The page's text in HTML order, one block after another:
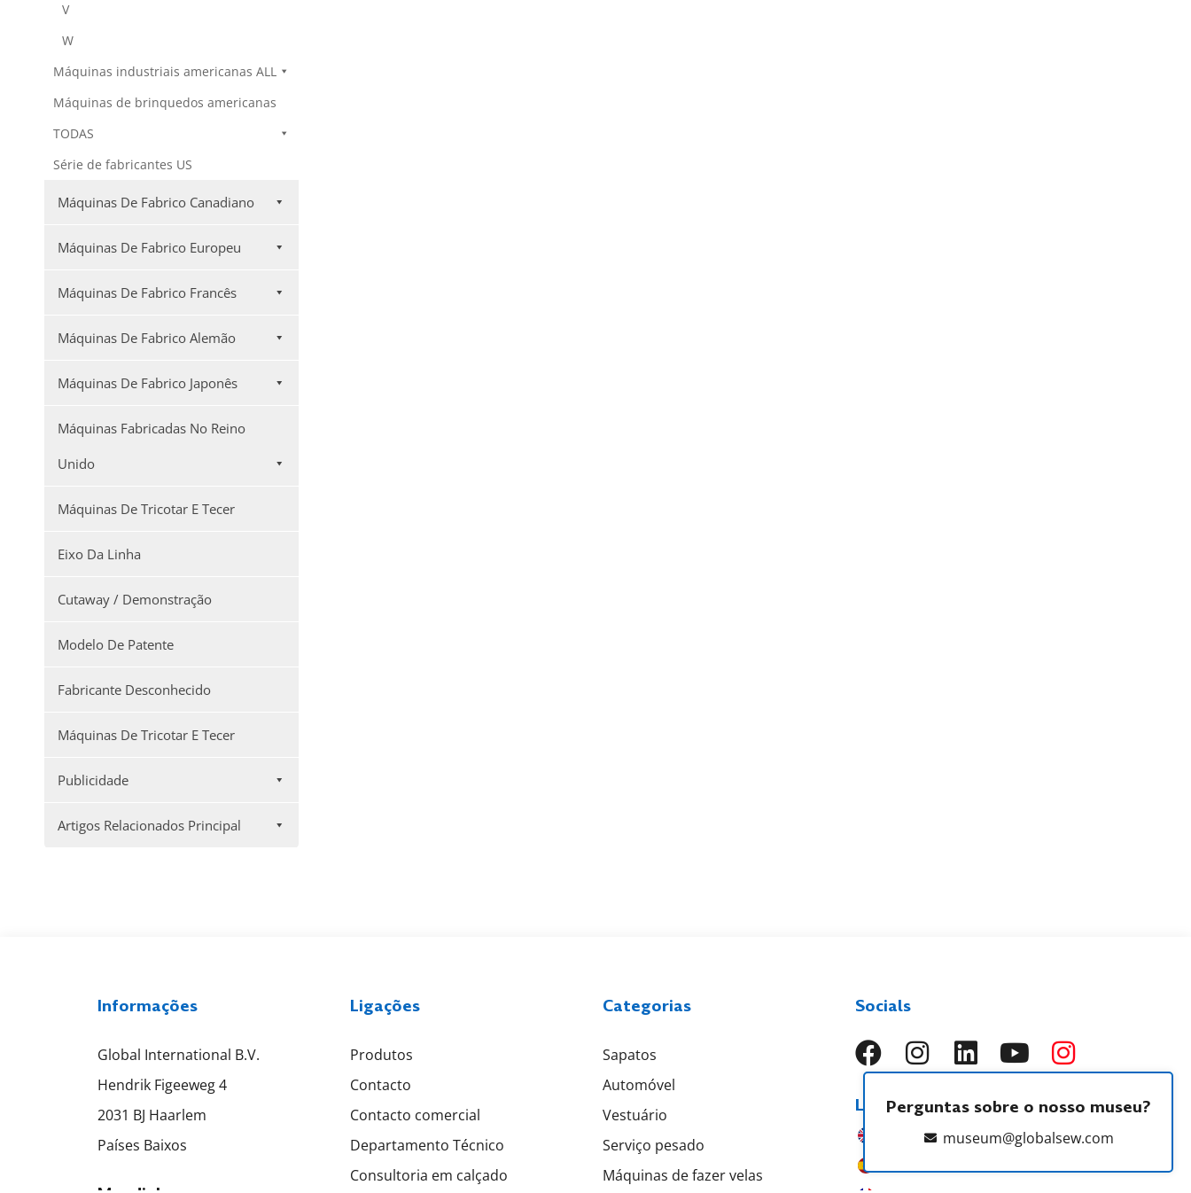
V
W
Máquinas industriais americanas ALL
Máquinas de brinquedos americanas
TODAS
Série de fabricantes US
Máquinas De Fabrico Canadiano
Máquinas De Fabrico Europeu
Máquinas De Fabrico Francês
Máquinas De Fabrico Alemão
Máquinas De Fabrico Japonês
Máquinas Fabricadas No Reino
Unido
Máquinas De Tricotar E Tecer
Eixo Da Linha
Cutaway / Demonstração
Modelo De Patente
Fabricante Desconhecido
Máquinas De Tricotar E Tecer
Publicidade
Artigos Relacionados Principal
Perguntas sobre o nosso museu?
museum@globalsew.com
Informações
Global International B.V.
Hendrik Figeeweg 4
2031 BJ Haarlem
Países Baixos
Ligações
Produtos
Contacto
Contacto comercial
Departamento Técnico
Consultoria em calçado
Categorias
Sapatos
Automóvel
Vestuário
Serviço pesado
Máquinas de fazer velas
Socials
Línguas
ES